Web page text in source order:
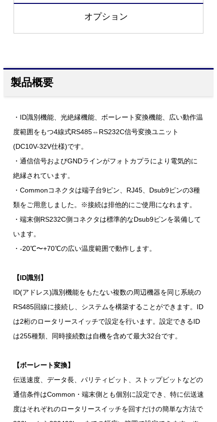
オプション
製品概要
・ID識別機能、光絶縁機能、ボーレート変換機能、広い動作温
度範囲をもつ4線式RS485⇔RS232C信号変換ユニット
(DC10V-32V仕様)です。
・通信信号およびGNDラインがフォトカプラにより電気的に
絶縁されています。
・Commonコネクタは端子台9ピン、RJ45、Dsub9ピンの3種
類をご用意しました。※接続は排他的にご使用になれます。
・端末側RS232C側コネクタは標準的なDsub9ピンを装備して
います。
・-20℃〜+70℃の広い温度範囲で動作します。
【ID識別】
ID(アドレス)識別機能をもたない複数の周辺機器を同じ系統の
RS485回線に接続し、システムを構築することができます。ID
は2桁のロータリースイッチで設定を行います。設定できるID
は255種類、同時接続数は自機を含めて最大32台です。
【ボーレート変換】
伝送速度、データ長、パリティビット、ストップビットなどの
通信条件はCommon・端末側とも個別に設定でき、特に伝送速
度はそれぞれのロータリースイッチを回すだけの簡単な方法で